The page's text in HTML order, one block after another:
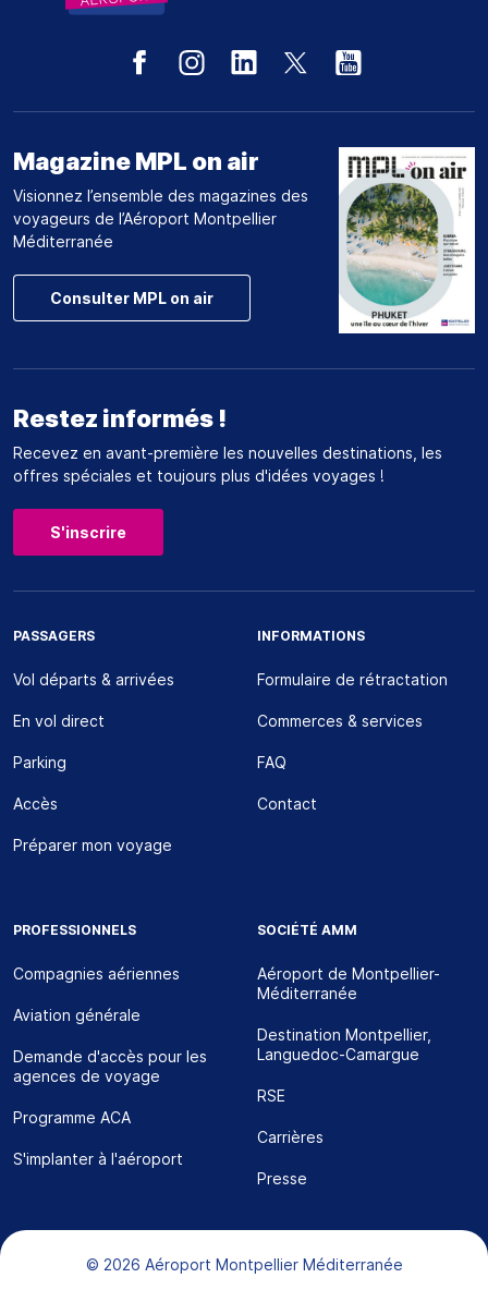
Magazine MPL on air
Visionnez l’ensemble des magazines des
voyageurs de l’Aéroport Montpellier
Méditerranée
Consulter MPL on air
Restez informés !
Recevez en avant-première les nouvelles destinations, les
offres spéciales et toujours plus d'idées voyages !
S'inscrire
PASSAGERS
Vol départs & arrivées
En vol direct
Parking
Accès
Préparer mon voyage
INFORMATIONS
Formulaire de rétractation
Commerces & services
FAQ
Contact
PROFESSIONNELS
Compagnies aériennes
Aviation générale
Demande d'accès pour les
agences de voyage
Programme ACA
S'implanter à l'aéroport
SOCIÉTÉ AMM
Aéroport de Montpellier-
Méditerranée
Destination Montpellier,
Languedoc-Camargue
RSE
Carrières
Presse
Bas de page
© 2026 Aéroport Montpellier Méditerranée